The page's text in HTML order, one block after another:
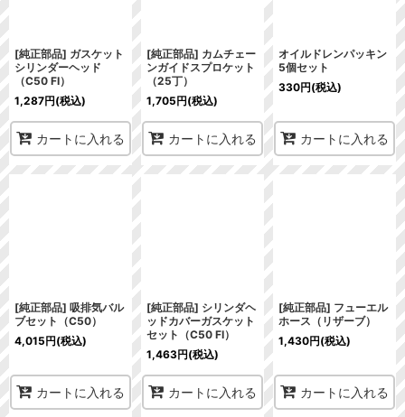
[純正部品] ガスケット
シリンダーヘッド
（C50 FI）
1,287円(税込)
カートに入れる
[純正部品] カムチェー
ンガイドスプロケット
（25丁）
1,705円(税込)
カートに入れる
オイルドレンパッキン
5個セット
330円(税込)
カートに入れる
[純正部品] 吸排気バル
ブセット（C50）
4,015円(税込)
カートに入れる
[純正部品] シリンダヘ
ッドカバーガスケット
セット（C50 FI）
1,463円(税込)
カートに入れる
[純正部品] フューエル
ホース（リザーブ）
1,430円(税込)
カートに入れる